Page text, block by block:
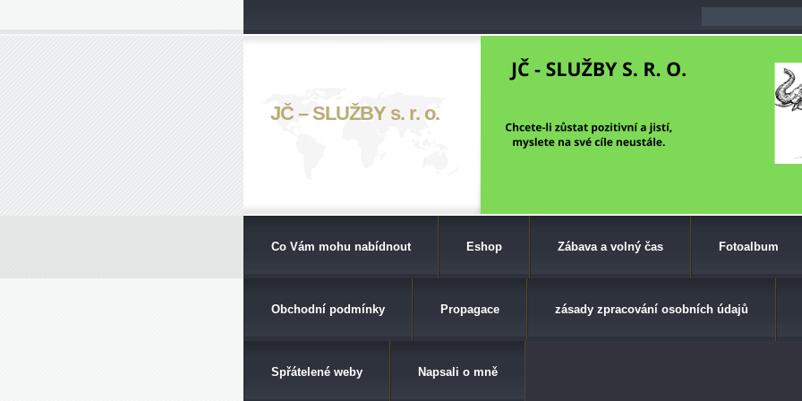
JČ – SLUŽBY s. r. o.
Co Vám mohu nabídnout Eshop Zábava a volný čas Fotoalbum
Obchodní podmínky Propagace zásady zpracování osobních údajů
Spřátelené weby Napsali o mně